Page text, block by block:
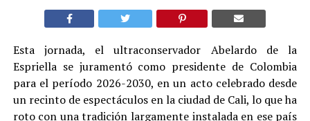
Esta jornada, el ultraconservador Abelardo de la
Espriella se juramentó como presidente de Colombia
para el período 2026-2030, en un acto celebrado desde
un recinto de espectáculos en la ciudad de Cali, lo que ha
roto con una tradición largamente instalada en ese país